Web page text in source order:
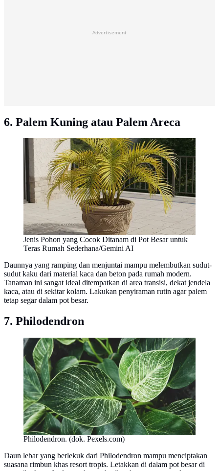
Advertisement
6. Palem Kuning atau Palem Areca
Jenis Pohon yang Cocok Ditanam di Pot Besar untuk
Teras Rumah Sederhana/Gemini AI
Daunnya yang ramping dan menjuntai mampu melembutkan sudut-
sudut kaku dari material kaca dan beton pada rumah modern.
Tanaman ini sangat ideal ditempatkan di area transisi, dekat jendela
kaca, atau di sekitar kolam. Lakukan penyiraman rutin agar palem
tetap segar dalam pot besar.
7. Philodendron
Philodendron. (dok. Pexels.com)
Daun lebar yang berlekuk dari Philodendron mampu menciptakan
suasana rimbun khas resort tropis. Letakkan di dalam pot besar di